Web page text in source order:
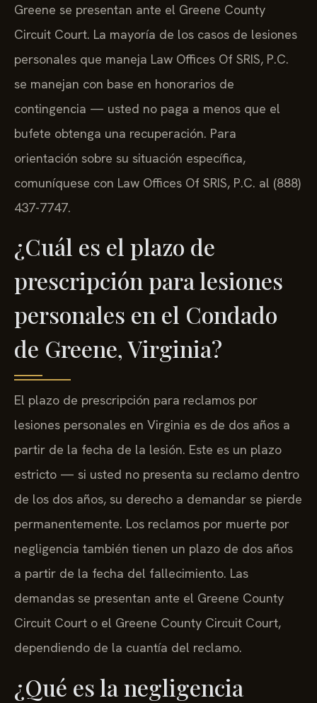
Greene se presentan ante el Greene County
Circuit Court. La mayoría de los casos de lesiones
personales que maneja Law Offices Of SRIS, P.C.
se manejan con base en honorarios de
contingencia — usted no paga a menos que el
bufete obtenga una recuperación. Para
orientación sobre su situación específica,
comuníquese con Law Offices Of SRIS, P.C. al (888)
437-7747.
¿Cuál es el plazo de
prescripción para lesiones
personales en el Condado
de Greene, Virginia?
El plazo de prescripción para reclamos por
lesiones personales en Virginia es de dos años a
partir de la fecha de la lesión. Este es un plazo
estricto — si usted no presenta su reclamo dentro
de los dos años, su derecho a demandar se pierde
permanentemente. Los reclamos por muerte por
negligencia también tienen un plazo de dos años
a partir de la fecha del fallecimiento. Las
demandas se presentan ante el Greene County
Circuit Court o el Greene County Circuit Court,
dependiendo de la cuantía del reclamo.
¿Qué es la negligencia